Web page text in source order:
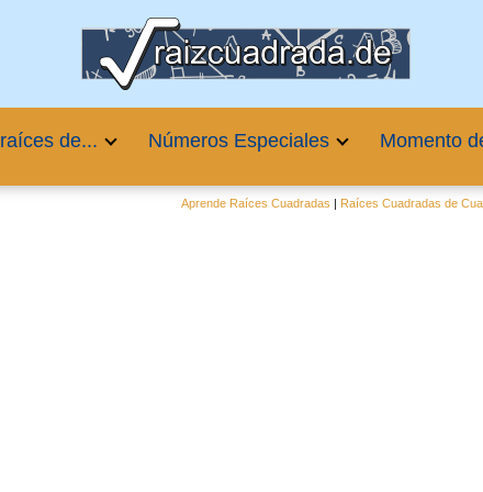
de... Números Especiales Momento
Aprende Raíces Cuadradas | Raíces Cuadradas de